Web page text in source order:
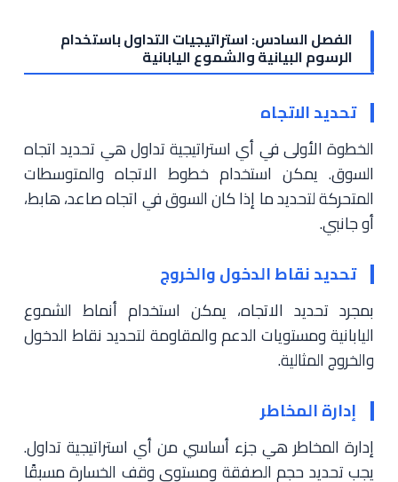
الفصل السادس: استراتيجيات التداول باستخدام
الرسوم البيانية والشموع اليابانية
تحديد الاتجاه
الخطوة الأولى في أي استراتيجية تداول هي تحديد اتجاه
السوق. يمكن استخدام خطوط الاتجاه والمتوسطات
المتحركة لتحديد ما إذا كان السوق في اتجاه صاعد، هابط،
أو جانبي.
تحديد نقاط الدخول والخروج
بمجرد تحديد الاتجاه، يمكن استخدام أنماط الشموع
اليابانية ومستويات الدعم والمقاومة لتحديد نقاط الدخول
والخروج المثالية.
إدارة المخاطر
إدارة المخاطر هي جزء أساسي من أي استراتيجية تداول.
يجب تحديد حجم الصفقة ومستوى وقف الخسارة مسبقًا